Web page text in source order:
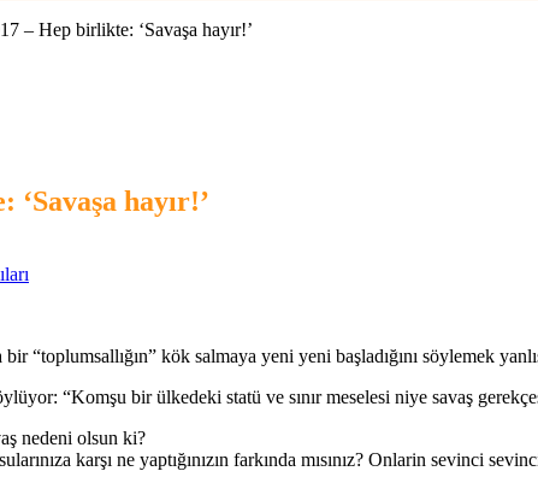
– Hep birlikte: ‘Savaşa hayır!’
hayır!’
“toplumsallığın” kök salmaya yeni yeni başladığını söylemek
“Komşu bir ülkedeki statü ve sınır meselesi niye savaş
nedeni olsun ki?
karşı ne yaptığınızın farkında mısınız? Onlarin sevinci